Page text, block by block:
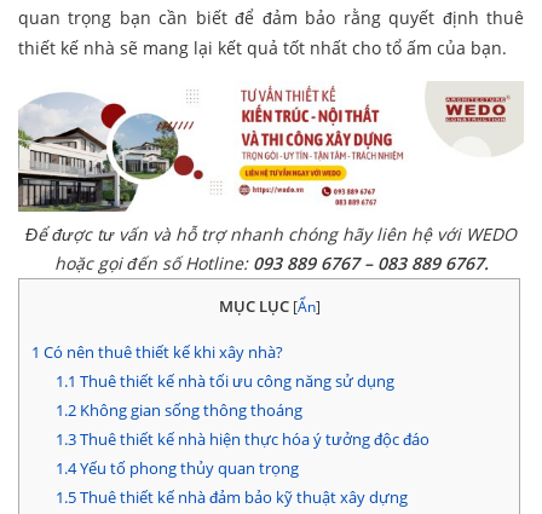
quan trọng bạn cần biết để đảm bảo rằng quyết định thuê
thiết kế nhà sẽ mang lại kết quả tốt nhất cho tổ ấm của bạn.
Để được tư vấn và hỗ trợ nhanh chóng hãy liên hệ với WEDO
hoặc gọi đến số Hotline: 093 889 6767 – 083 889 6767.
MỤC LỤC [Ẩn]
1 Có nên thuê thiết kế khi xây nhà?
1.1 Thuê thiết kế nhà tối ưu công năng sử dụng
1.2Không gian sống thông thoáng
1.3Thuê thiết kế nhà hiện thực hóa ý tưởng độc đáo
1.4Yếu tố phong thủy quan trọng
1.5Thuê thiết kế nhà đảm bảo kỹ thuật xây dựng